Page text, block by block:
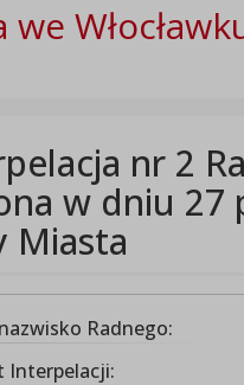
nr 2
w dniu 27
Miasta
Radnego:
Interpelacji: